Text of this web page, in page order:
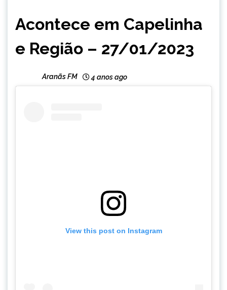
NOTÍCIAS
Acontece em Capelinha
e Região – 27/01/2023
Aranãs FM 4 anos ago
View this post on Instagram